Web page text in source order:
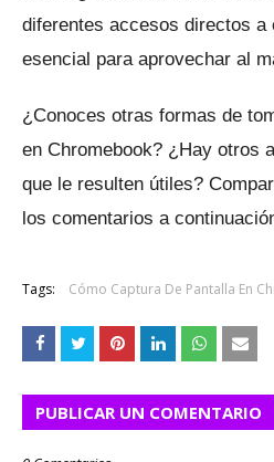
diferentes accesos directos a
esencial para aprovechar al
¿Conoces otras formas de
en Chromebook? ¿Hay otros
que le resulten útiles?
los comentarios a
Tags: Cómo Captura De Pantalla En
PUBLICAR UN COMENTARIO